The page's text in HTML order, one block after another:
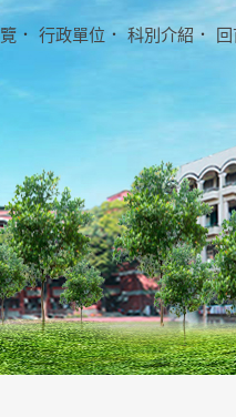
． 行政單位 ． 科別介紹．